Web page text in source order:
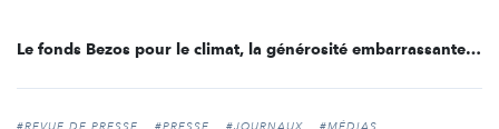
Le fonds Bezos pour le climat, la générosité embarrassante de l’industrie pornographique… La revue de presse du 21 février